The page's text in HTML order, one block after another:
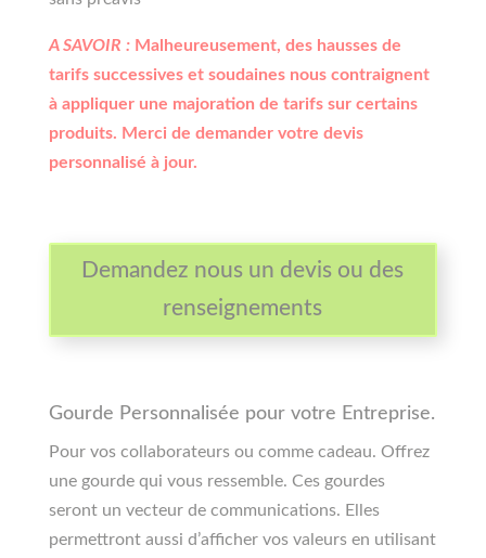
A SAVOIR :Malheureusement, des hausses de
tarifs successives et soudaines nous contraignent
à appliquer une majoration de tarifs sur certains
produits. Merci de demander votre devis
personnalisé à jour.
Demandez nous un devis ou des
renseignements
Gourde Personnalisée pour votre Entreprise.
Pour vos collaborateurs ou comme cadeau. Offrez
une gourde qui vous ressemble. Ces gourdes
seront un vecteur de communications. Elles
permettront aussi d’afficher vos valeurs en utilisant